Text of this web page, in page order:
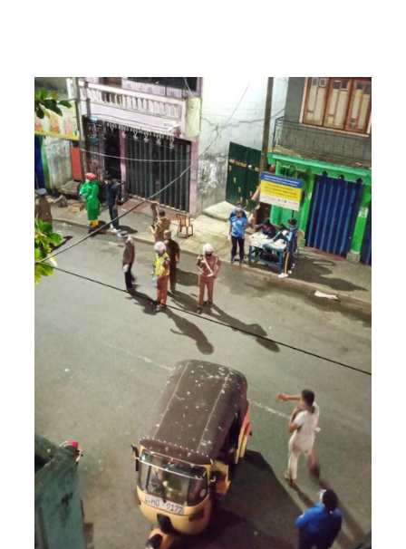
அடிமைக
ளாக
மாறியதால்
வாழ்க்கை
ச் சுமை
அதிகரித்த
து - சஜித்
சிறைகளு
குற்றவாளி
களும்
அற்ற
முன்மாதிரி